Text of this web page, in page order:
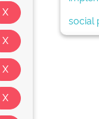
social